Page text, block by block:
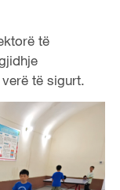
të
të sigurt.